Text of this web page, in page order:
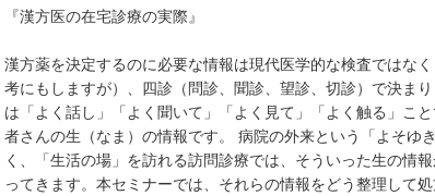
『漢方医の在宅診療の実際』
漢方薬を決定するのに必要な情報は現代医学的な検査ではな
考にもしますが）、四診（問診、聞診、望診、切診）で決まり
は「よく話し」「よく聞いて」「よく見て」「よく触る」こ
者さんの生（なま）の情報です。 病院の外来という「よそゆ
く、「生活の場」を訪れる訪問診療では、そういった生の情
ってきます。本セミナーでは、それらの情報をどう整理して